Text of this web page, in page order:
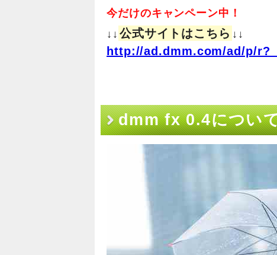
今だけのキャンペーン中！
↓↓ 公式サイトはこちら ↓↓
http://ad.dmm.com/ad/p/
dmm fx 0.4につい